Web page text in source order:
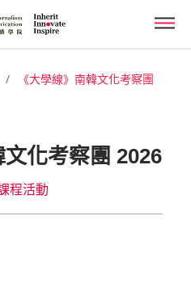
/
《大學線》南韓文化考察團
文化考察團 2026
程活動